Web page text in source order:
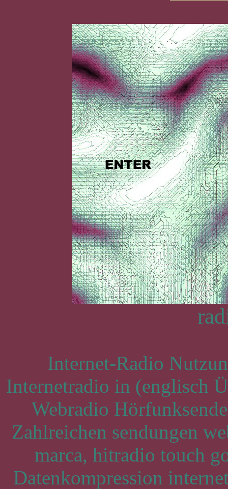
Internet-Radio
Internetradio in (englisch
Webradio
Zahlreichen sendungen
marca, hitradio touch
Datenkompression